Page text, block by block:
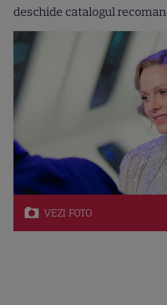
deschide catalogul
VEZI FOTO